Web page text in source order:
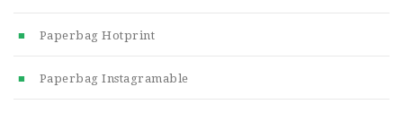
Paperbag Hotprint
Paperbag Instagramable